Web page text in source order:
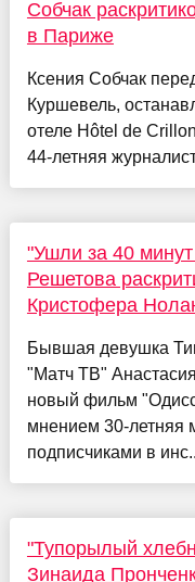
Собчак
в Париже
Ксения Собчак
Куршевель,
отеле Hôtel de
44-летняя
"Ушли за 40
Решетова
Кристофера
Бывшая девушка
"Матч ТВ"
новый фильм
мнением 30-летняя
подписчиками в
"Тупорылый
Зинаида